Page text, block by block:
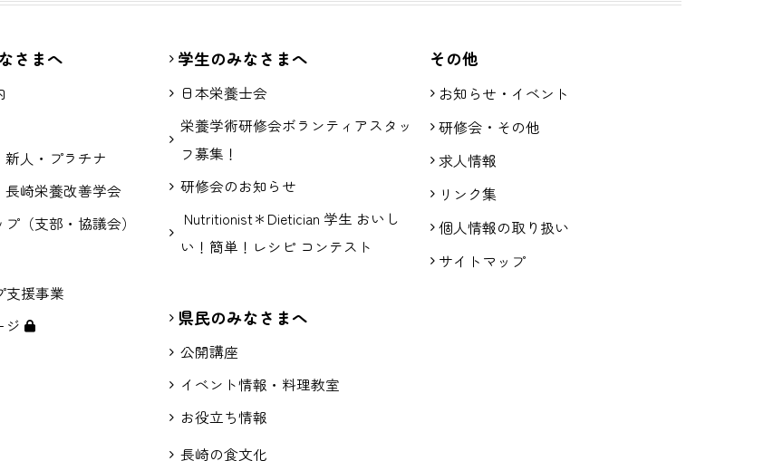
さまへ
新人・プラチナ
長崎栄養改善学会
（支部・協議会）
支援事業
ジ
学生のみなさまへ
日本栄養士会
栄養学術研修会ボランティアスタッ
フ募集！
研修会のお知らせ
Nutritionist＊Dietician 学生 おいし
い！簡単！レシピ コンテスト
県民のみなさまへ
公開講座
イベント情報・料理教室
お役立ち情報
長崎の食文化
その他
お知らせ・イベント
研修会・その他
求人情報
リンク集
個人情報の取り扱い
サイトマップ